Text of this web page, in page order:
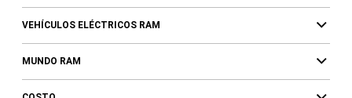
VEHÍCULOS ELÉCTRICOS RAM
MUNDO RAM